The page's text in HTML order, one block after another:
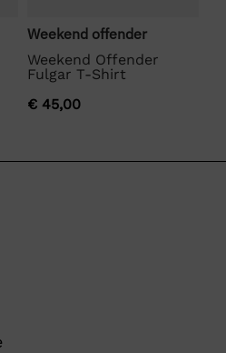
Weekend offender
Weekend Offender
Fulgar T-Shirt
€ 45,00